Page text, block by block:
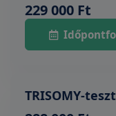
229 000 Ft
TRISOMY-